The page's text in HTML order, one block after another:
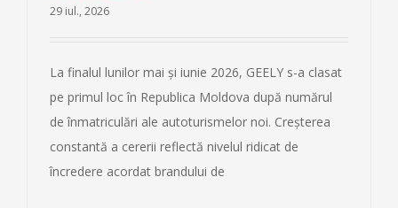
29 iul., 2026
La finalul lunilor mai și iunie 2026, GEELY s-a clasat
pe primul loc în Republica Moldova după numărul
de înmatriculări ale autoturismelor noi. Creșterea
constantă a cererii reflectă nivelul ridicat de
încredere acordat brandului de